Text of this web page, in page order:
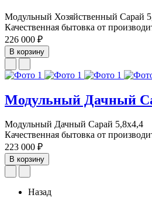
Модульный Хозяйственный Сарай
Качественная бытовка от
226 000 ₽
В корзину
Модульный Дачный
Модульный Дачный Сарай 5,8х4,4
Качественная бытовка от
223 000 ₽
В корзину
Назад